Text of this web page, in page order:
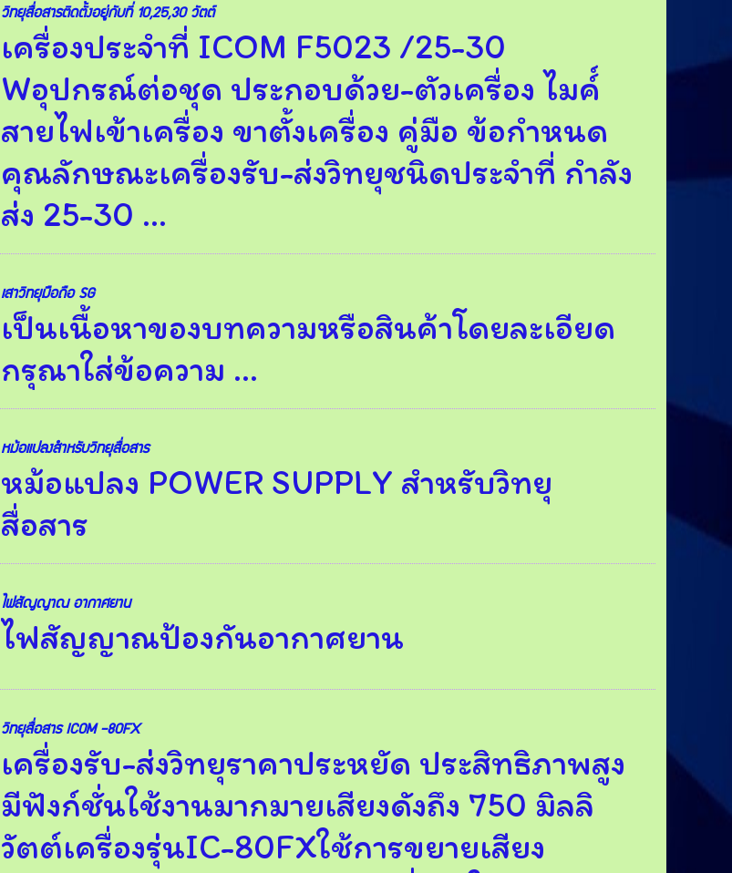
วิทยุสื่อสารติดตั้งอยู่กับที่ 10,25,30 วัตต์
เครื่องประจำที่ ICOM F5023 /25-30
Wอุปกรณ์ต่อชุด ประกอบด้วย-ตัวเครื่อง ไมค์์
สายไฟเข้าเครื่อง ขาตั้งเครื่อง คู่มือ ข้อกำหนด
คุณลักษณะเครื่องรับ-ส่งวิทยุชนิดประจำที่ กำลัง
ส่ง 25-30 ...
เสาวิทยุมืิอถือ SG
เป็นเนื้อหาของบทความหรือสินค้าโดยละเอียด
กรุณาใส่ข้อความ …
หม้อแปลงสำหรับวิทยุสื่อสาร
หม้อแปลง POWER SUPPLY สำหรับวิทยุ
สื่อสาร
ไฟสัญญาณ อากาศยาน
ไฟสัญญาณป้องกันอากาศยาน
วิทยุสื่อสาร ICOM -80FX
เครื่องรับ-ส่งวิทยุราคาประหยัด ประสิทธิภาพสูง
มีฟังก์ชั่นใช้งานมากมายเสียงดังถึง 750 มิลลิ
วัตต์เครื่องรุ่นIC-80FXใช้การขยายเสียง